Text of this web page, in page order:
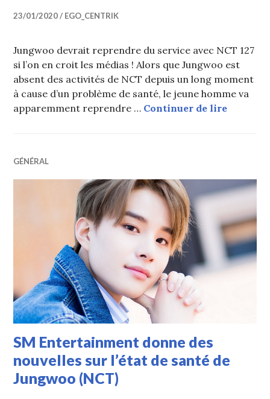
23/01/2020 EGO_CENTRIK
Jungwoo devrait reprendre du service avec NCT 127
si l’on en croit les médias ! Alors que Jungwoo est
absent des activités de NCT depuis un long moment
à cause d’un problème de santé, le jeune homme va
apparemment reprendre … Continuer de lireNCT
GÉNÉRAL
SM Entertainment donne des
nouvelles sur l’état de santé de
Jungwoo (NCT)